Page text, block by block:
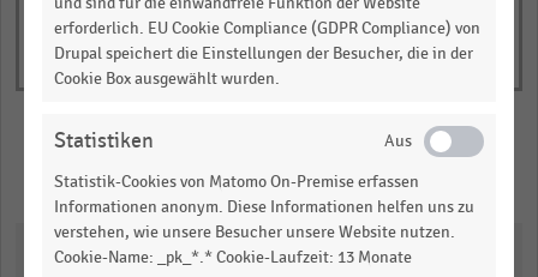
Merken Teilen
Downloads
erforderlich. EU Cookie Compliance (GDPR Compliance) von
Drupal speichert die Einstellungen der Besucher, die in der
Cookie Box ausgewählt wurden.
Statistiken
Statistik-Cookies von Matomo On-Premise erfassen
Informationen anonym. Diese Informationen helfen uns zu
verstehen, wie unsere Besucher unsere Website nutzen.
Cookie-Name: _pk_*.* Cookie-Laufzeit: 13 Monate